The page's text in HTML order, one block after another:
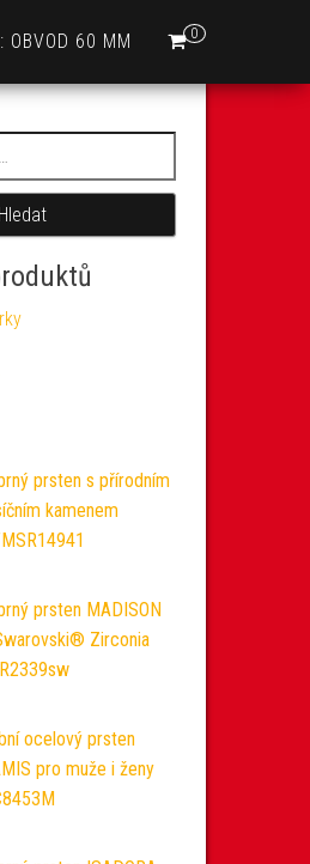
0
OBVOD 60 MM
Hledat
prsten s přírodním
kamenem
prsten MADISON
Zirconia
ocelový prsten
pro muže i ženy